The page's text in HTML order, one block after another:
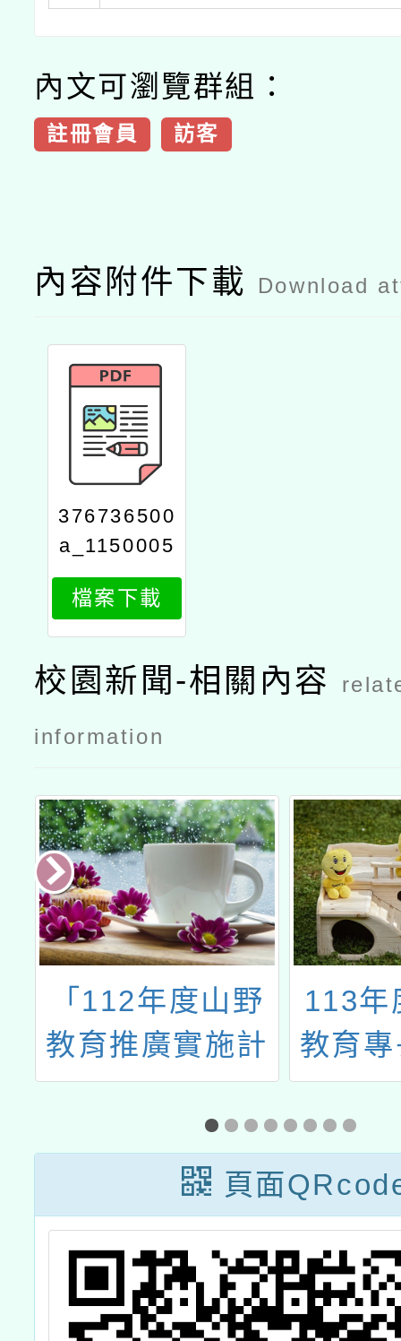
內文可瀏覽群組：
註冊會員 訪客
內容附件下載 Download
376736500
a_1150005
3681_attac
h1
檔案下載
校園新聞-相關內容
information
「112年度山野
教育推廣實施計
畫」之山野教育
培訓種子教師研
習初階課程
113年
教育
分班
頁面